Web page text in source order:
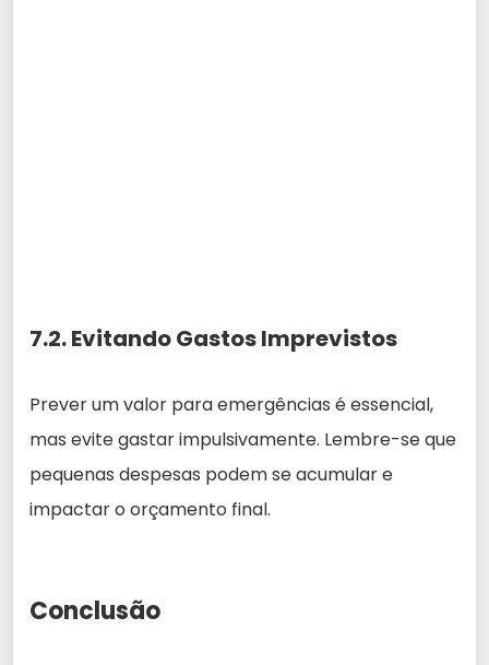
7.2. Evitando Gastos Imprevistos
Prever um valor para emergências é essencial,
mas evite gastar impulsivamente. Lembre-se que
pequenas despesas podem se acumular e
impactar o orçamento final.
Conclusão